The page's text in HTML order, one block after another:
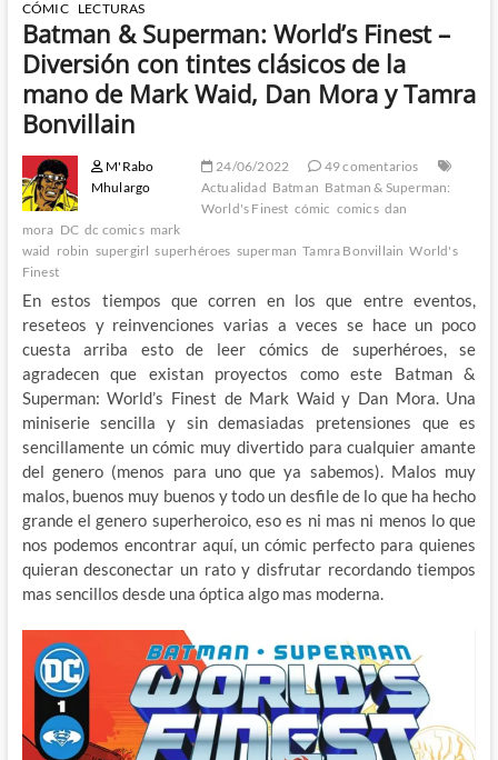
CÓMIC LECTURAS
Batman & Superman: World’s Finest –
Diversión con tintes clásicos de la
mano de Mark Waid, Dan Mora y Tamra
Bonvillain
M'Rabo
Mhulargo
24/06/2022
49 comentarios
Actualidad Batman Batman & Superman:
World's Finest cómic comics dan
mora DC dc comics mark
waid robin supergirl superhéroes superman Tamra Bonvillain World's
Finest
En estos tiempos que corren en los que entre eventos,
reseteos y reinvenciones varias a veces se hace un poco
cuesta arriba esto de leer cómics de superhéroes, se
agradecen que existan proyectos como este Batman &
Superman: World’s Finest de Mark Waid y Dan Mora. Una
miniserie sencilla y sin demasiadas pretensiones que es
sencillamente un cómic muy divertido para cualquier amante
del genero (menos para uno que ya sabemos). Malos muy
malos, buenos muy buenos y todo un desfile de lo que ha hecho
grande el genero superheroico, eso es ni mas ni menos lo que
nos podemos encontrar aquí, un cómic perfecto para quienes
quieran desconectar un rato y disfrutar recordando tiempos
mas sencillos desde una óptica algo mas moderna.